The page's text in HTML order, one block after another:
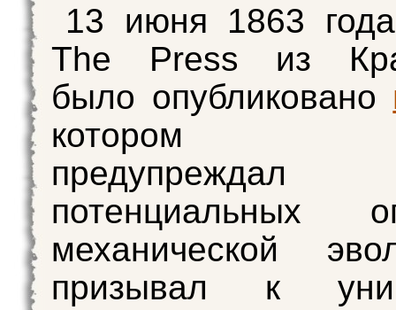
13 июня 1863
The Press из
было опубликовано
котором
потенциальных
механической
призывал к